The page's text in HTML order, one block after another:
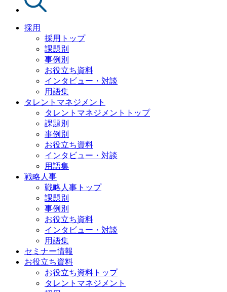
採用
採用トップ
課題別
事例別
お役立ち資料
インタビュー・対談
用語集
タレントマネジメント
タレントマネジメントトップ
課題別
事例別
お役立ち資料
インタビュー・対談
用語集
戦略人事
戦略人事トップ
課題別
事例別
お役立ち資料
インタビュー・対談
用語集
セミナー情報
お役立ち資料
お役立ち資料トップ
タレントマネジメント